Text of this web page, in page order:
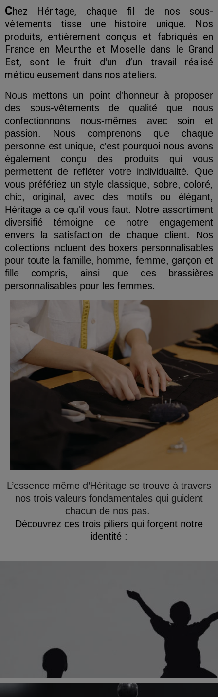
Chez Héritage, chaque fil de nos sous-
vêtements tisse une histoire unique. Nos
produits, entièrement conçus et fabriqués en
France en Meurthe et Moselle dans le Grand
Est, sont le fruit d'un d’un travail réalisé
méticuleusement dans nos ateliers.
Nous mettons un point d'honneur à proposer
des sous-vêtements de qualité que nous
confectionnons nous-mêmes avec soin et
passion. Nous comprenons que chaque
personne est unique, c'est pourquoi nous avons
également conçu des produits qui vous
permettent de refléter votre individualité. Que
vous préfériez un style classique, sobre, coloré,
chic, original, avec des motifs ou élégant,
Héritage a ce qu'il vous faut. Notre assortiment
diversifié témoigne de notre engagement
envers la satisfaction de chaque client. Nos
collections incluent des boxers personnalisables
pour toute la famille, homme, femme, garçon et
fille compris, ainsi que des brassières
personnalisables pour les femmes.
L’essence même d’Héritage se trouve à travers
nos trois valeurs fondamentales qui guident
chacun de nos pas.
Découvrez ces trois piliers qui forgent notre
identité :